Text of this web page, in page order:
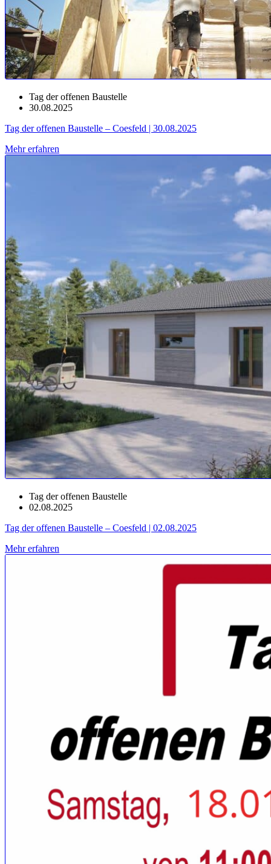
Tag der offenen Baustelle
30.08.2025
Tag der offenen Baustelle – Coesfeld | 30.08.2025
Mehr erfahren
Tag der offenen Baustelle
02.08.2025
Tag der offenen Baustelle – Coesfeld | 02.08.2025
Mehr erfahren